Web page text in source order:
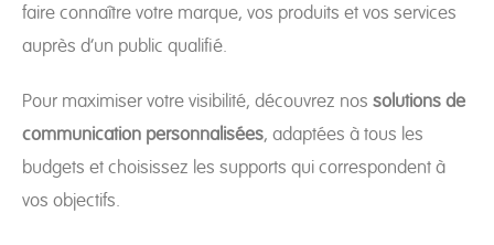
faire connaître votre marque, vos produits et vos services
auprès d’un public qualifié.
Pour maximiser votre visibilité, découvrez nos solutions de
communication personnalisées, adaptées à tous les
budgets et choisissez les supports qui correspondent à
vos objectifs.